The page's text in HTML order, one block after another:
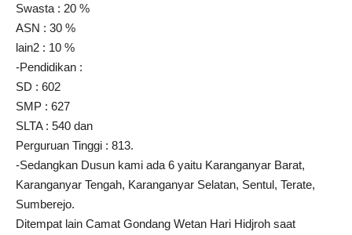
Swasta : 20 %
ASN : 30 %
lain2 : 10 %
-Pendidikan :
SD : 602
SMP : 627
SLTA : 540 dan
Perguruan Tinggi : 813.
-Sedangkan Dusun kami ada 6 yaitu Karanganyar Barat,
Karanganyar Tengah, Karanganyar Selatan, Sentul, Terate,
Sumberejo.
Ditempat lain Camat Gondang Wetan Hari Hidjroh saat